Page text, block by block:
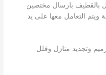
بالقطيف بارسال مختصين
ويتم التعامل معها على يد
وتجديد منازل وفلل